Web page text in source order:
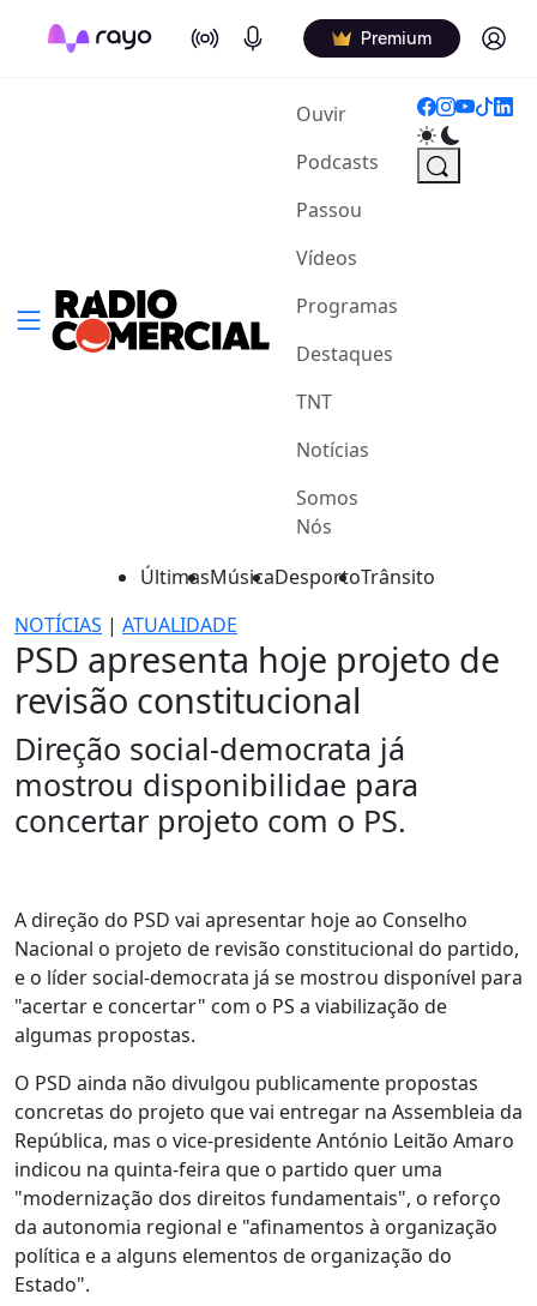
On Air Podcasts Premium Log in
Ouvir(current)
Podcasts
Passou
Vídeos
Programas
Destaques
TNT
Notícias
Somos
Nós
ÚltimasMúsicaDesportoTrânsito
NOTÍCIAS | ATUALIDADE
PSD apresenta hoje projeto de
revisão constitucional
Direção social-democrata já
mostrou disponibilidae para
concertar projeto com o PS.
A direção do PSD vai apresentar hoje ao Conselho
Nacional o projeto de revisão constitucional do partido,
e o líder social-democrata já se mostrou disponível para
"acertar e concertar" com o PS a viabilização de
algumas propostas.
O PSD ainda não divulgou publicamente propostas
concretas do projeto que vai entregar na Assembleia da
República, mas o vice-presidente António Leitão Amaro
indicou na quinta-feira que o partido quer uma
"modernização dos direitos fundamentais", o reforço
da autonomia regional e "afinamentos à organização
política e a alguns elementos de organização do
Estado".